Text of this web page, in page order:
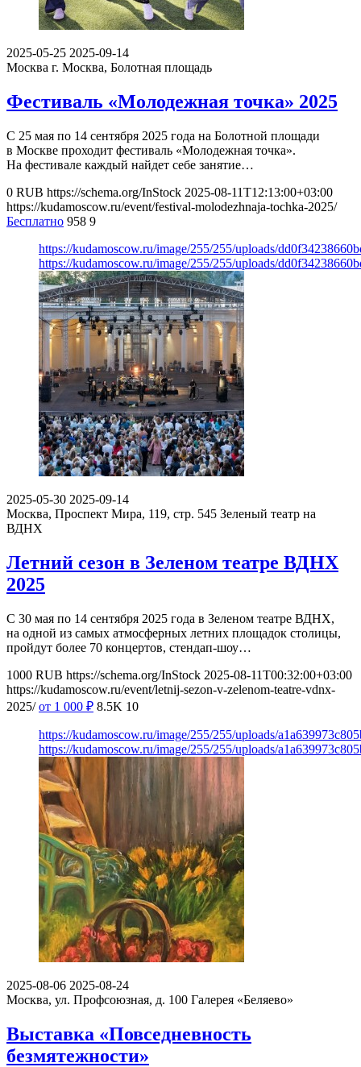
2025-05-25 2025-09-14
Москва г. Москва, Болотная площадь
Фестиваль «Молодежная точка» 2025
С 25 мая по 14 сентября 2025 года на Болотной площади
в Москве проходит фестиваль «Молодежная точка».
На фестивале каждый найдет себе занятие…
0 RUB https://schema.org/InStock 2025-08-11T12:13:00+03:00
https://kudamoscow.ru/event/festival-molodezhnaja-tochka-2025/
Бесплатно 958 9
https://kudamoscow.ru/image/255/255/uploads/
https://kudamoscow.ru/image/255/255/uploads/
2025-05-30 2025-09-14
Москва, Проспект Мира, 119, стр. 545 Зеленый театр на
ВДНХ
Летний сезон в Зеленом театре ВДНХ
2025
С 30 мая по 14 сентября 2025 года в Зеленом театре ВДНХ,
на одной из самых атмосферных летних площадок столицы,
пройдут более 70 концертов, стендап-шоу…
1000 RUB https://schema.org/InStock 2025-08-11T00:32:00+03:00
https://kudamoscow.ru/event/letnij-sezon-v-zelenom-teatre-vdnx-
2025/ от 1 000 ₽ 8.5K 10
https://kudamoscow.ru/image/255/255/uploads/
https://kudamoscow.ru/image/255/255/uploads/
2025-08-06 2025-08-24
Москва, ул. Профсоюзная, д. 100 Галерея «Беляево»
Выставка «Повседневность
безмятежности»